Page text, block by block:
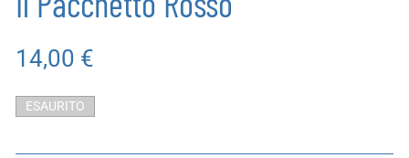
14,00 €
ESAURITO